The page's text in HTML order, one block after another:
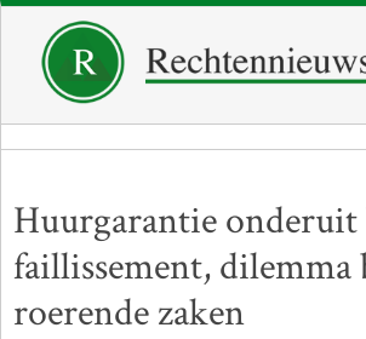
Huurgarantie
faillissement, dilemma
roerende zaken